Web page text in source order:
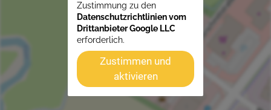
Zustimmung zu den
Datenschutzrichtlinien vom
Drittanbieter Google LLC
erforderlich.
Zustimmen und
aktivieren